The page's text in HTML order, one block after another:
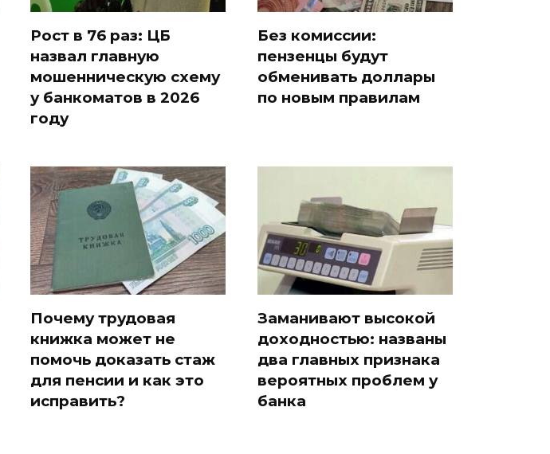
Рост в 76 раз: ЦБ
назвал главную
мошенническую схему
у банкоматов в 2026
году
Без комиссии:
пензенцы будут
обменивать доллары
по новым правилам
Почему трудовая
книжка может не
помочь доказать стаж
для пенсии и как это
исправить?
Заманивают высокой
доходностью: названы
два главных признака
вероятных проблем у
банка